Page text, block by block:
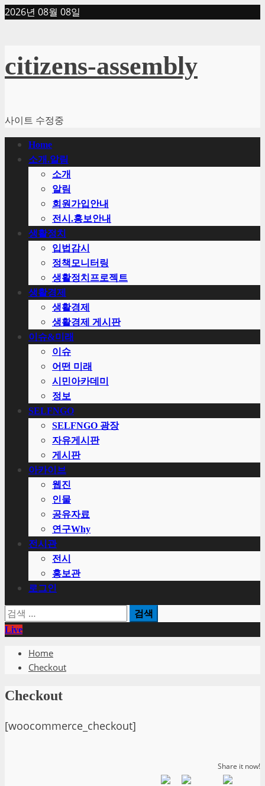
Skip
2026년 08월 08일
citizens-assembly
사이트 수정중
Primary
Menu
Home
소개.알림
소개
알림
회원가입안내
전시.홍보안내
생활정치
입법감시
정책모니터링
생활정치프로젝트
생활경제
생활경제
생활경제 게시판
이슈&미래
이슈
어떤 미래
시민아카데미
정보
SELFNGO
SELFNGO 광장
자유게시판
게시판
아카이브
웹진
인물
공유자료
연구Why
전시관
전시
홍보관
로그인
검
색:
Live
Home
Checkout
Checkout
[woocommerce_checkout]
Share it now!